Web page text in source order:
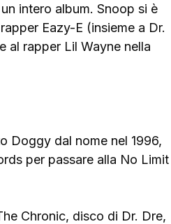
intero album. Snoop si è
Eazy-E (insieme a Dr.
al rapper Lil Wayne nella
Doggy dal nome nel 1996,
per passare alla No Limit
Chronic, disco di Dr. Dre,